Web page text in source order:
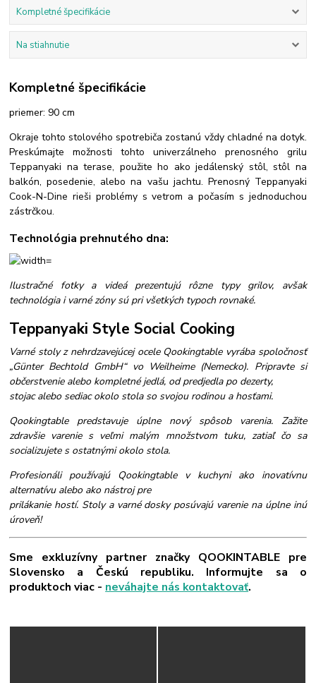
Kompletné špecifikácie
Na stiahnutie
Kompletné špecifikácie
priemer: 90 cm
Okraje tohto stolového spotrebiča zostanú vždy chladné na dotyk.
Preskúmajte možnosti tohto univerzálneho prenosného grilu
Teppanyaki na terase, použite ho ako jedálenský stôl, stôl na
balkón, posedenie, alebo na vašu jachtu. Prenosný Teppanyaki
Cook-N-Dine rieši problémy s vetrom a počasím s jednoduchou
zástrčkou.
Technológia prehnutého dna:
Ilustračné fotky a videá prezentujú rôzne typy grilov, avšak
technológia i varné zóny sú pri všetkých typoch rovnaké.
Teppanyaki Style Social Cooking
Varné stoly z nehrdzavejúcej ocele Qookingtable vyrába spoločnosť
„Günter Bechtold GmbH“ vo Weilheime (Nemecko). Pripravte si
občerstvenie alebo kompletné jedlá, od predjedla po dezerty,
stojac alebo sediac okolo stola so svojou rodinou a hosťami.
Qookingtable predstavuje úplne nový spôsob varenia. Zažite
zdravšie varenie s veľmi malým množstvom tuku, zatiaľ čo sa
socializujete s ostatnými okolo stola.
Profesionáli používajú Qookingtable v kuchyni ako inovatívnu
alternatívu alebo ako nástroj pre
prilákanie hostí. Stoly a varné dosky posúvajú varenie na úplne inú
úroveň!
Sme exkluzívny partner značky QOOKINTABLE pre
Slovensko a Českú republiku. Informujte sa o
produktoch viac -neváhajte nás kontaktovať.